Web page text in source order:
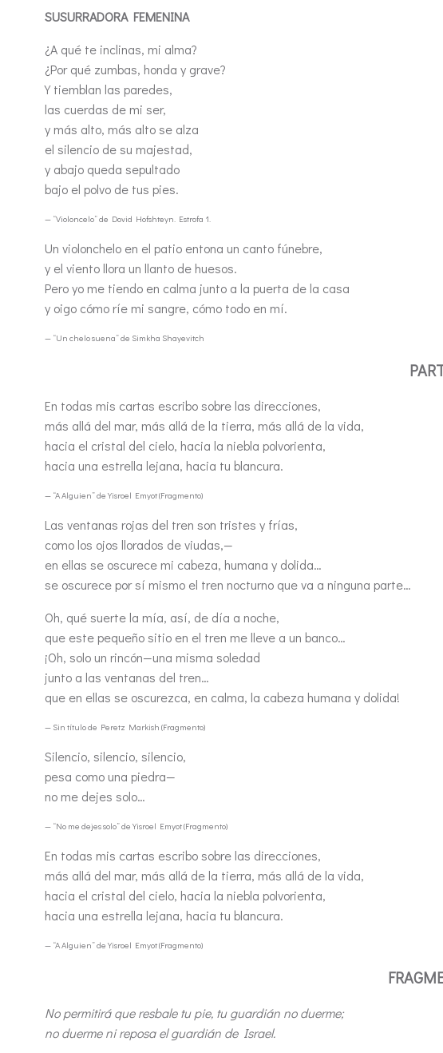
SUSURRADORA FEMENINA
¿A qué te inclinas, mi alma?
¿Por qué zumbas, honda y grave?
Y tiemblan las paredes,
las cuerdas de mi ser,
y más alto, más alto se alza
el silencio de su majestad,
y abajo queda sepultado
bajo el polvo de tus pies.
— “Violoncelo” de Dovid Hofshteyn. Estrofa 1.
Un violonchelo en el patio entona un canto fúnebre,
y el viento llora un llanto de huesos.
Pero yo me tiendo en calma junto a la puerta de la casa
y oigo cómo ríe mi sangre, cómo todo en mí.
— “Un chelo suena” de Simkha Shayevitch
En todas mis cartas escribo sobre las direcciones,
más allá del mar, más allá de la tierra, más allá de la vida,
hacia el cristal del cielo, hacia la niebla polvorienta,
hacia una estrella lejana, hacia tu blancura.
— “A Alguien” de Yisroel Emyot (Fragmento)
Las ventanas rojas del tren son tristes y frías,
como los ojos llorados de viudas,—
en ellas se oscurece mi cabeza, humana y dolida…
se oscurece por sí mismo el tren nocturno que va a ninguna parte…
Oh, qué suerte la mía, así, de día a noche,
que este pequeño sitio en el tren me lleve a un banco…
¡Oh, solo un rincón—una misma soledad
junto a las ventanas del tren…
que en ellas se oscurezca, en calma, la cabeza humana y dolida!
— Sin título de Peretz Markish (Fragmento)
Silencio, silencio, silencio,
pesa como una piedra—
no me dejes solo…
— “No me dejes solo” de Yisroel Emyot (Fragmento)
En todas mis cartas escribo sobre las direcciones,
más allá del mar, más allá de la tierra, más allá de la vida,
hacia el cristal del cielo, hacia la niebla polvorienta,
hacia una estrella lejana, hacia tu blancura.
— “A Alguien” de Yisroel Emyot (Fragmento)
No permitirá que resbale tu pie, tu guardián no duerme;
no duerme ni reposa el guardián de Israel.